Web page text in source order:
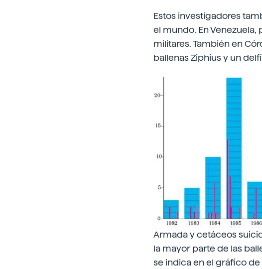
Estos investigadores
el mundo. En
militares. También en
ballenas Ziphius y un
Armada y cetáceos
la mayor parte de las
se indica en el gráfico de